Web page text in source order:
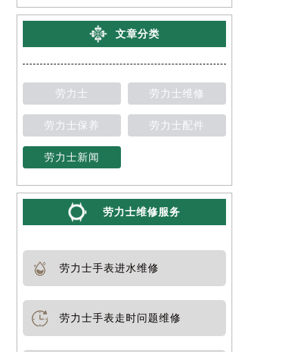
文章分类
劳力士 劳力士维修
劳力士保养 劳力士配件
劳力士新闻
劳力士维修服务
劳力士手表进水维修
劳力士手表走时问题维修